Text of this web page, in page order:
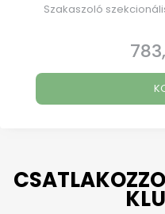
Szakaszoló
Ár